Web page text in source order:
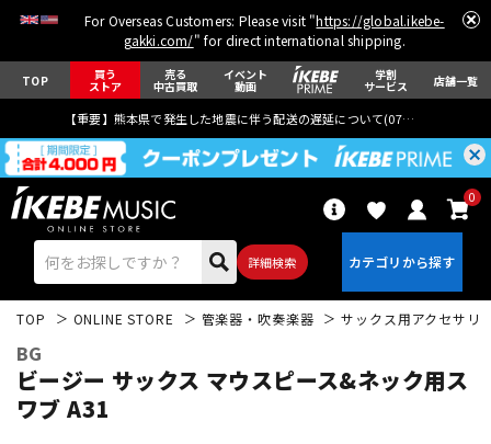
For Overseas Customers: Please visit "https://global.ikebe-
gakki.com/" for direct international shipping.
TOP 買う
ストア
売る
中古買取
イベント
動画
学割
サービス 店舗一覧
【重要】熊本県で発生した地震に伴う配送の遅延について(07月29日
詳細検索
0
TOP ONLINE STORE 管楽器・吹奏楽器 サックス用アクセサリ
BG
ビージー サックス マウスピース&ネック用ス
ワブ A31